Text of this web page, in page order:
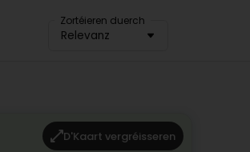
Zortéieren duerch
Relevanz
D'Kaart vergréisseren